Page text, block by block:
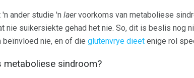
'n ander studie 'n laervoorkoms van metaboliese
nie suikersiekte gehad het nie. So, dit is beslis nog
nie, en of die glutenvrye dieet enige rol
metaboliese sindroom?